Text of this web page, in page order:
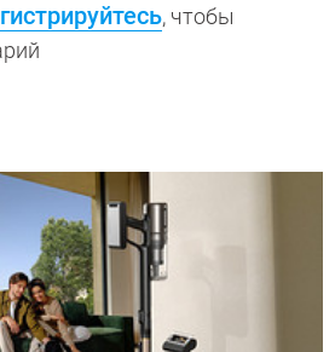
, чтобы